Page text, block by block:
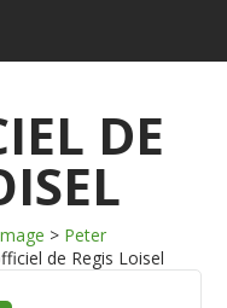
DE
> Peter
de Regis Loisel